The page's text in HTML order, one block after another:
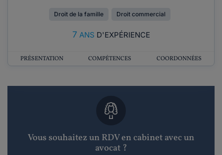
Droit de la famille Droit commercial
7 ANS D'EXPÉRIENCE
PRÉSENTATION COMPÉTENCES COORDONNÉES
Vous souhaitez un RDV en cabinet avec un
avocat ?